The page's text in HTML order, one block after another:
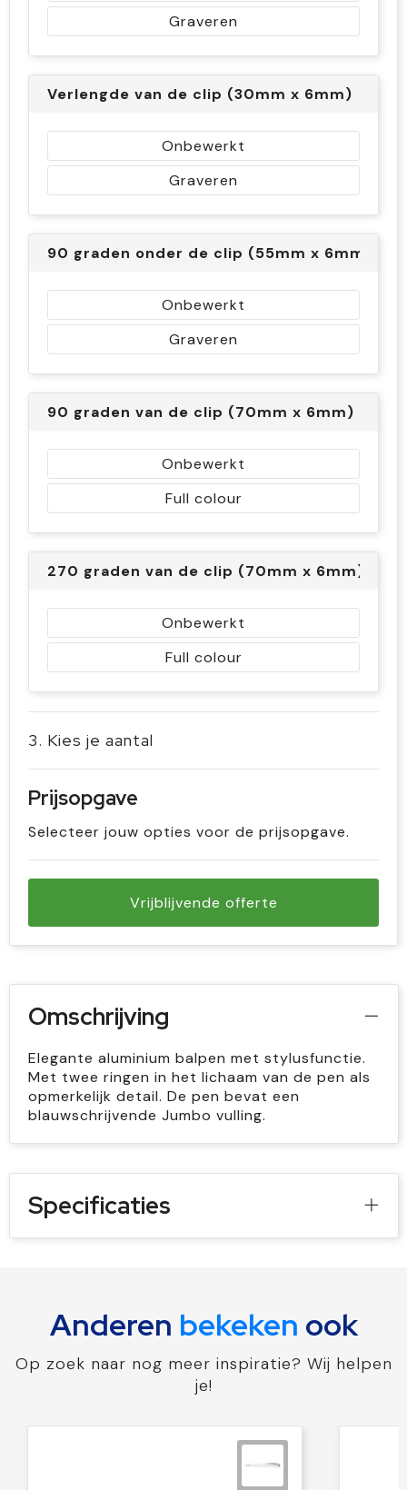
Graveren
Verlengde van de clip (30mm x 6mm)
Onbewerkt
Graveren
90 graden onder de clip (55mm x 6mm)
Onbewerkt
Graveren
90 graden van de clip (70mm x 6mm)
Onbewerkt
Full colour
270 graden van de clip (70mm x 6mm)
Onbewerkt
Full colour
3. Kies je aantal
Prijsopgave
Selecteer jouw opties voor de prijsopgave.
Vrijblijvende offerte
Omschrijving
Elegante aluminium balpen met stylusfunctie.
Met twee ringen in het lichaam van de pen als
opmerkelijk detail. De pen bevat een
blauwschrijvende Jumbo vulling.
Specificaties
Anderen bekeken ook
Op zoek naar nog meer inspiratie? Wij helpen
je!